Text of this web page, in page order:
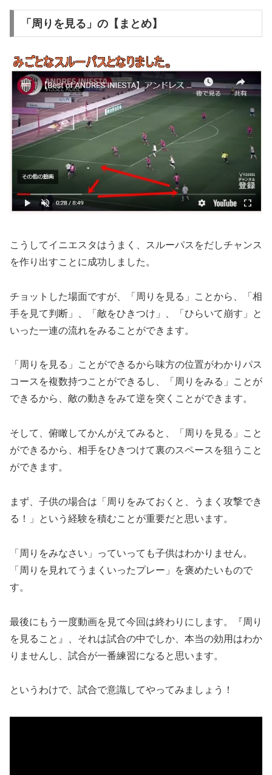
「周りを見る」の【まとめ】
こうしてイニエスタはうまく、スルーパスをだしチャンス
を作り出すことに成功しました。
チョットした場面ですが、「周りを見る」ことから、「相
手を見て判断」、「敵をひきつけ」、「ひらいて崩す」と
いった一連の流れをみることができます。
「周りを見る」ことができるから味方の位置がわかりパス
コースを複数持つことができるし、「周りをみる」ことが
できるから、敵の動きをみて逆を突くことができます。
そして、俯瞰してかんがえてみると、「周りを見る」こと
ができるから、相手をひきつけて裏のスペースを狙うこと
ができます。
まず、子供の場合は「周りをみておくと、うまく攻撃でき
る！」という経験を積むことが重要だと思います。
「周りをみなさい」っていっても子供はわかりません。
「周りを見れてうまくいったプレー」を褒めたいもので
す。
最後にもう一度動画を見て今回は終わりにします。『周り
を見ること』、それは試合の中でしか、本当の効用はわか
りませんし、試合が一番練習になると思います。
というわけで、試合で意識してやってみましょう！